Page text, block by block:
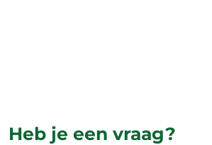
Heb je een vraag?